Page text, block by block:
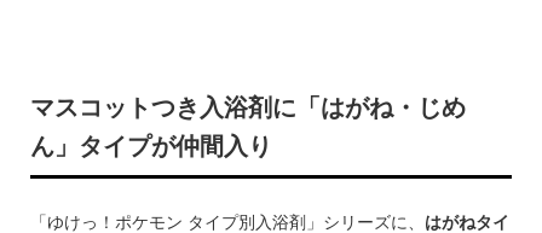
マスコットつき入浴剤に「はがね・じめ
ん」タイプが仲間入り
「ゆけっ！ポケモン タイプ別入浴剤」シリーズに、 はがねタイ